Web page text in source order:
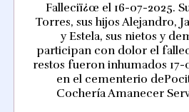
Falleciï¿œ el 16-07-2025.
Torres, sus hijos Alejandro,
y Estela, sus nietos y
participan con dolor el
restos fueron inhumados 17-
en el cementerio
Cochería Amanecer